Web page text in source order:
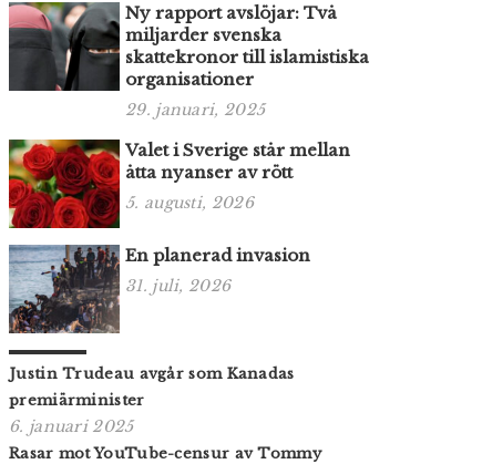
Ny rapport avslöjar: Två
miljarder svenska
skattekronor till islamistiska
organisationer
29. januari, 2025
Valet i Sverige står mellan
åtta nyanser av rött
5. augusti, 2026
En planerad invasion
31. juli, 2026
Justin Trudeau avgår som Kanadas
premiärminister
6. januari 2025
Rasar mot YouTube-censur av Tommy